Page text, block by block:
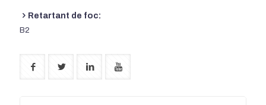
Retartant de foc:
B2